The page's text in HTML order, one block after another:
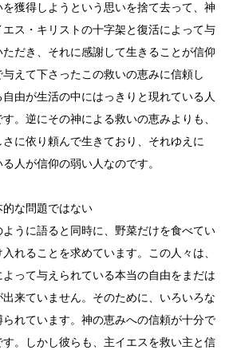
獲得しようという思いを捨て去って、神
ス・キリストの十字架と復活によって与
だき、それに感謝して生きることが信仰
えて下さったこの救いの恵みに信頼し
由が生活の中にはっきりと現れている人
。逆にその神による救いの恵みよりも、
に依り頼んで生きており、それゆえに
人が信仰の弱い人なのです。
的な問題ではない
うに語ると同時に、野菜だけを食べてい
れることを求めています。この人々は、
って与えられている本当の自由をまだは
来ていません。そのために、いろいろな
れています。神の恵みへの信頼が十分で
。しかし彼らも、主イエスを救い主と信